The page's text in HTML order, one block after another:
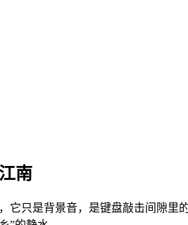
南
它只是背景音，是键盘敲击间隙